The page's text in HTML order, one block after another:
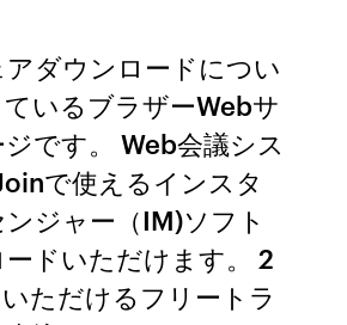
ダウンロードについ
いるブラザーWebサ
です。 Web会議シス
で使えるインスタ
ジャー（IM)ソフト
ドいただけます。 2
ただけるフリートラ